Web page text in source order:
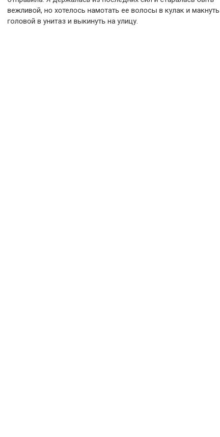
вежливой, но хотелось намотать ее волосы в кулак и макнуть
головой в унитаз и выкинуть на улицу.